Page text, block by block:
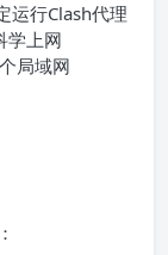
运行Clash代理
学上网
局域网